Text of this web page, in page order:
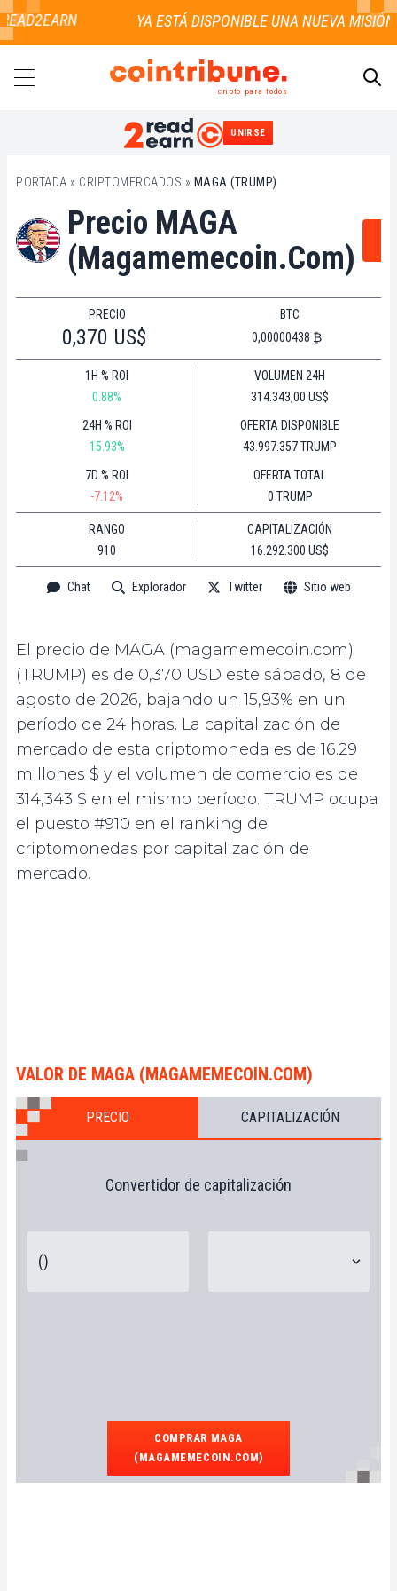
cripto para todos
UNIRSE
PORTADA » CRIPTOMERCADOS » MAGA (TRUMP)
Precio MAGA
(magamemecoin.com)
PRECIO
0,370 US$
BTC
0,00000438 ₿
1H % ROI
0.88%
24H % ROI
15.93%
7D % ROI
-7.12%
VOLUMEN 24H
314.343,00 US$
OFERTA DISPONIBLE
43.997.357 TRUMP
OFERTA TOTAL
0 TRUMP
RANGO
910
CAPITALIZACIÓN
16.292.300 US$
Chat Explorador Twitter Sitio web
El precio de MAGA (magamemecoin.com)
(TRUMP) es de 0,370 USD este sábado, 8 de
agosto de 2026, bajando un 15,93% en un
período de 24 horas. La capitalización de
mercado de esta criptomoneda es de 16.29
millones $ y el volumen de comercio es de
314,343 $ en el mismo período. TRUMP ocupa
el puesto #910 en el ranking de
criptomonedas por capitalización de
mercado.
VALOR DE MAGA (MAGAMEMECOIN.COM)
PRECIO CAPITALIZACIÓN
Convertidor de capitalización
COMPRAR MAGA
(MAGAMEMECOIN.COM)